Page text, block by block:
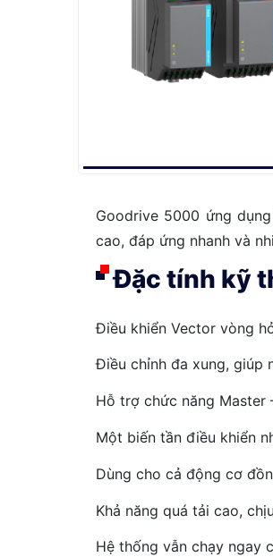
Goodrive 5000 ứng
cao, đáp ứng nhanh và
Đặc tính kỹ
Điều khiển Vector vòng
Điều chỉnh đa xung, giúp
Hỗ trợ chức năng Master
Một biến tần điều khiển
Dùng cho cả động cơ
Khả năng quá tải cao,
Hệ thống vẫn chạy ngay